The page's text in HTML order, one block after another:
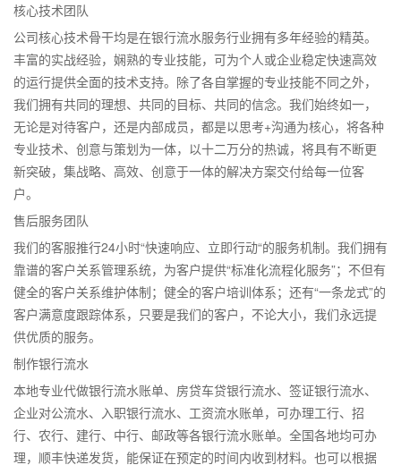
核心技术团队
公司核心技术骨干均是在银行流水服务行业拥有多年经验的精英。
丰富的实战经验，娴熟的专业技能，可为个人或企业稳定快速高效
的运行提供全面的技术支持。除了各自掌握的专业技能不同之外，
我们拥有共同的理想、共同的目标、共同的信念。我们始终如一，
无论是对待客户，还是内部成员，都是以思考+沟通为核心，将各种
专业技术、创意与策划为一体，以十二万分的热诚，将具有不断更
新突破，集战略、高效、创意于一体的解决方案交付给每一位客
户。
售后服务团队
我们的客服推行24小时“快速响应、立即行动“的服务机制。我们拥有
靠谱的客户关系管理系统，为客户提供“标准化流程化服务”；不但有
健全的客户关系维护体制；健全的客户培训体系；还有“一条龙式”的
客户满意度跟踪体系，只要是我们的客户，不论大小，我们永远提
供优质的服务。
制作银行流水
本地专业代做银行流水账单、房贷车贷银行流水、签证银行流水、
企业对公流水、入职银行流水、工资流水账单，可办理工行、招
行、农行、建行、中行、邮政等各银行流水账单。全国各地均可办
理，顺丰快递发货，能保证在预定的时间内收到材料。也可以根据